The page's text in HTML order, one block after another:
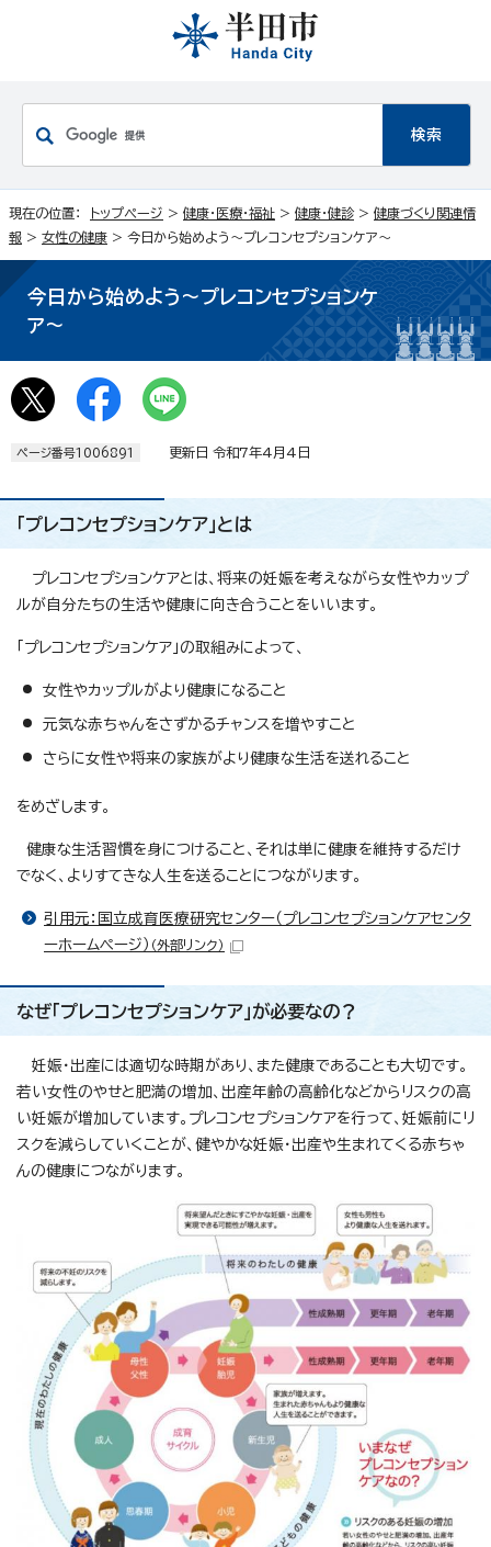
現在の位置： トップページ > 健康・医療・福祉 > 健康・健診> 健康づくり関連情
報 > 女性の健康 > 今日から始めよう～プレコンセプションケア～
今日から始めよう～プレコンセプションケ
ア～
ページ番号1006891 更新日 令和7年4月4日
「プレコンセプションケア」とは
プレコンセプションケアとは、将来の妊娠を考えながら女性やカップ
ルが自分たちの生活や健康に向き合うことをいいます。
「プレコンセプションケア」の取組みによって、
女性やカップルがより健康になること
元気な赤ちゃんをさずかるチャンスを増やすこと
さらに女性や将来の家族がより健康な生活を送れること
をめざします。
健康な生活習慣を身につけること、それは単に健康を維持するだけ
でなく、よりすてきな人生を送ることにつながります。
引用元：国立成育医療研究センター（プレコンセプションケアセンタ
ーホームページ） （外部リンク）
なぜ「プレコンセプションケア」が必要なの？
妊娠・出産には適切な時期があり、また健康であることも大切です。
若い女性のやせと肥満の増加、出産年齢の高齢化などからリスクの高
い妊娠が増加しています。プレコンセプションケアを行って、妊娠前にリ
スクを減らしていくことが、健やかな妊娠・出産や生まれてくる赤ちゃ
んの健康につながります。